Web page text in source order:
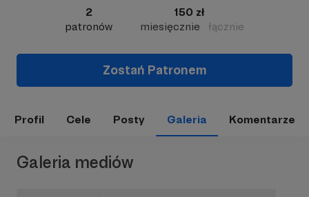
2
patronów
150 zł
miesięcznie
łącznie
Zostań Patronem
Profil Cele Posty Galeria Komentarze
Galeria mediów